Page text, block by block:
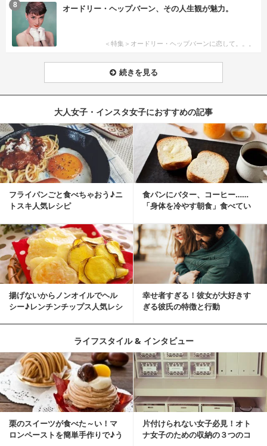
オードリー・ヘップバーン、その人生観が魅力。
＜特集＞オードリー・ヘップバーンに恋して。。。
8
続きを見る
大人女子・インスタ女子におすすめの記事
フライパンごと食べちゃおう♪ニ
トスキ人気レシピ
食パンにバター、コーヒー……
「身体を冷やす朝食」食べてい
揚げないからノンオイルでヘル
シー♪レンチンチップス人気レシ
幸せ者すぎる！彼女が大好きす
ぎる彼氏の特徴と行動
ライフスタイル & インタビュー
栗のスイーツが食べた～い！マ
ロンペーストを簡単手作りで♪う
片付けられない女子必見！オト
ナ女子のための収納の３つのコ